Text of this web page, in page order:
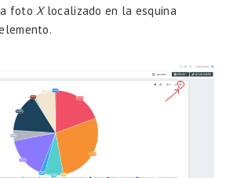
fotoXlocalizado en la esquina